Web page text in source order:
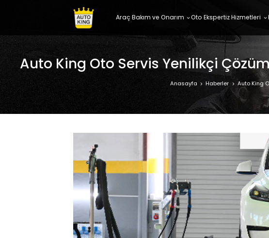
Araç Bakım ve Onarım Oto Ekspertiz Hizmetleri
Auto King Oto Servis Yenilikçi
Anasayfa Haberler Auto King